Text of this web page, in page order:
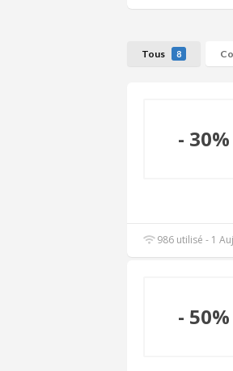
Tous 8
- 30%
986 utilisé - 1
- 50%